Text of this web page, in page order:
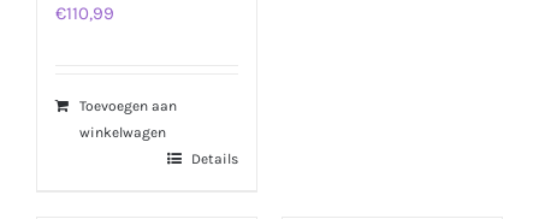
€110,99
Toevoegen aan
winkelwagen
Details